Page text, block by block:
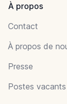
À propos
Contact
À propos de
Presse
Postes vacants